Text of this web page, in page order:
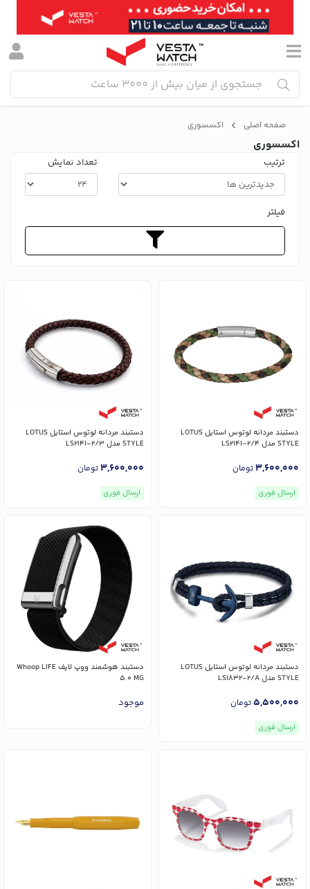
صفحه اصلی اکسسوری
اکسسوری
ترتیب تعداد نمایش
فیلتر
دستبند مردانه لوتوس استایل LOTUS
STYLE مدل LS2141-2/4
3,600,000تومان
ارسال فوری
دستبند مردانه لوتوس استایل LOTUS
STYLE مدل LS2141-2/3
3,600,000تومان
ارسال فوری
دستبند مردانه لوتوس استایل LOTUS
STYLE مدل LS1832-2/A
5,500,000تومان
ارسال فوری
دستبند هوشمند ووپ لایف Whoop LIFE
5.0 MG
موجود